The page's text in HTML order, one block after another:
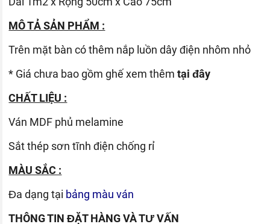
MÔ TẢ SẢN PHẨM :
Trên mặt bàn có thêm nắp luồn dây điện nhôm nhỏ
* Giá chưa bao gồm ghế xem thêmtại đây
CHẤT LIỆU :
Ván MDF phủ melamine
Sắt thép sơn tĩnh điện chống rỉ
MÀU SẮC :
Đa dạng tại bảng màu ván
THÔNG TIN ĐẶT HÀNG VÀ TƯ VẤN